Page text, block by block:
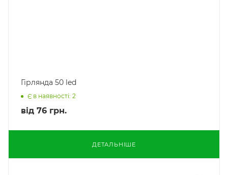
Гірлянда 50 led
Є в наявності: 2
від 76 грн.
ДЕТАЛЬНІШЕ